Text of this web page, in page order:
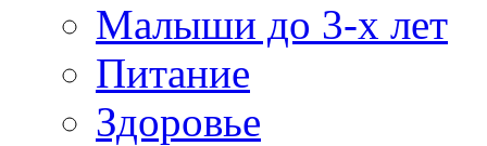
Малыши до 3-х лет
Питание
Здоровье